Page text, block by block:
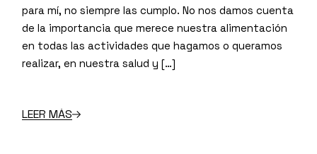
para mí, no siempre las cumplo. No nos damos cuenta
de la importancia que merece nuestra alimentación
en todas las actividades que hagamos o queramos
realizar, en nuestra salud y […]
LEER MÁS